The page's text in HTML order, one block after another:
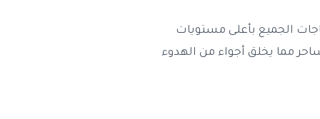
الجميع بأعلى مستويات
مما يخلق أجواء من الهدوء